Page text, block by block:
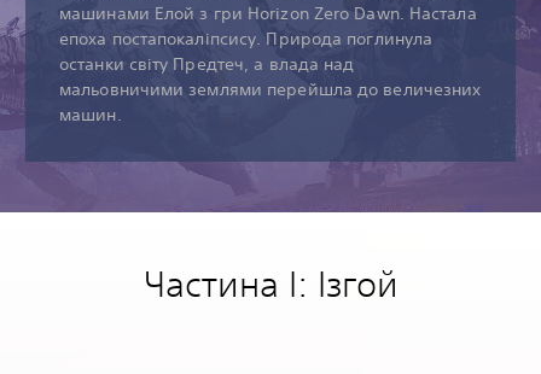
машинами Елой з гри Horizon Zero Dawn. Настала
епоха постапокаліпсису. Природа поглинула
останки світу Предтеч, а влада над
мальовничими землями перейшла до величезних
машин.
Частина I: Ізгой